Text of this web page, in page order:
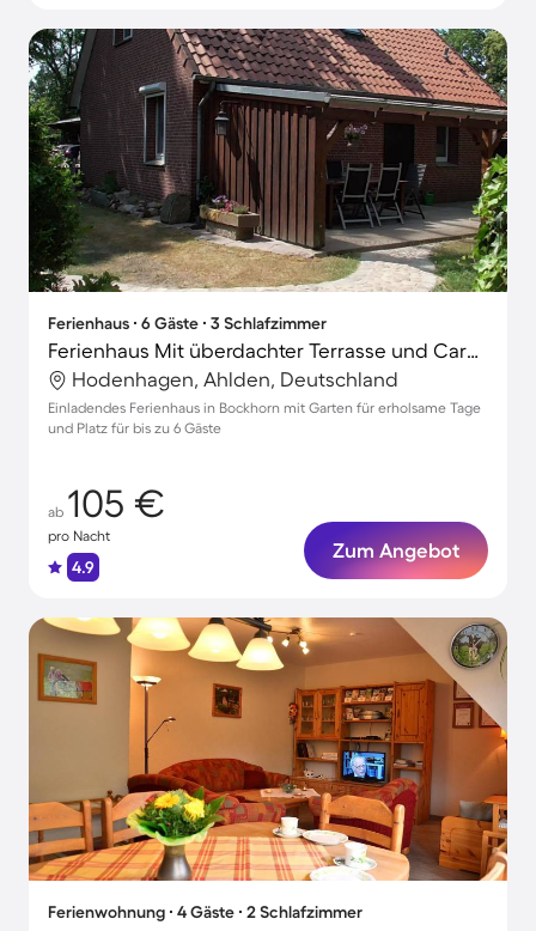
Ferienhaus ∙ 6 Gäste ∙ 3 Schlafzimmer
Ferienhaus Mit überdachter Terrasse und Carport
Hodenhagen, Ahlden, Deutschland
Einladendes Ferienhaus in Bockhorn mit Garten für erholsame Tage
und Platz für bis zu 6 Gäste
ab 105 €
pro Nacht
4.9
Zum Angebot
Ferienwohnung ∙ 4 Gäste ∙ 2 Schlafzimmer